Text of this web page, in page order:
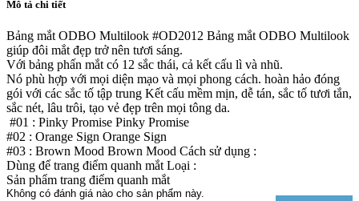
Mô tả chi tiết
Bảng mắt ODBO Multilook #OD2012 Bảng mắt ODBO Multilook
giúp đôi mắt đẹp trở nên tươi sáng.
Với bảng phấn mắt có 12 sắc thái, cả kết cấu lì và nhũ.
Nó phù hợp với mọi diện mạo và mọi phong cách. hoàn hảo đóng
gói với các sắc tố tập trung Kết cấu mềm mịn, dễ tán, sắc tố tươi tắn,
sắc nét, lâu trôi, tạo vẻ đẹp trên mọi tông da.
#01 : Pinky Promise Pinky Promise
#02 : Orange Sign Orange Sign
#03 : Brown Mood Brown Mood Cách sử dụng :
Dùng để trang điểm quanh mắt Loại :
Sản phẩm trang điểm quanh mắt
Không có đánh giá nào cho sản phẩm này.